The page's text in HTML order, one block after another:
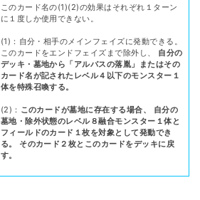
このカード名の(1)(2)の効果はそれぞれ１ターン
に１度しか使用できない。
(1)：自分・相手のメインフェイズに発動できる。
このカードをエンドフェイズまで除外し、 自分の
デッキ・墓地から「アルバスの落胤」またはその
カード名が記されたレベル４以下のモンスター１
体を特殊召喚する。
(2)： このカードが墓地に存在する場合、 自分の
墓地・除外状態のレベル８融合モンスター１体と
フィールドのカード１枚を対象として発動でき
る。 そのカード２枚とこのカードをデッキに戻
す。